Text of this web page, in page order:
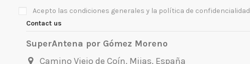
Acepto las condiciones generales y la política de confidencialidad
Contact us
SuperAntena por Gómez Moreno
Camino Viejo de Coín, Mijas, España